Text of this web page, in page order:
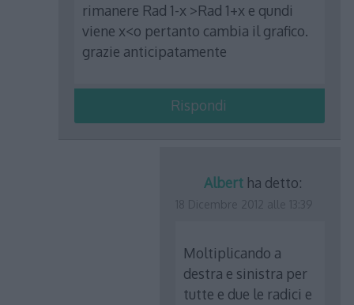
rimanere Rad 1-x >Rad 1+x e qundi
viene x<o pertanto cambia il grafico.
grazie anticipatamente
Rispondi
Albert ha detto:
Moltiplicando a
destra e sinistra per
tutte e due le radici e